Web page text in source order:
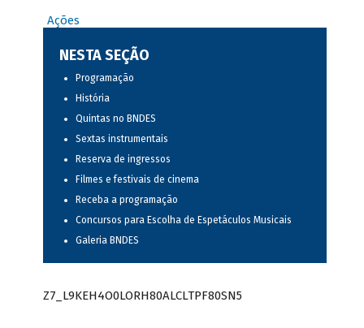
Ações
NESTA SEÇÃO
Programação
História
Quintas no BNDES
Sextas instrumentais
Reserva de ingressos
Filmes e festivais de cinema
Receba a programação
Concursos para Escolha de Espetáculos Musicais
Galeria BNDES
Z7_L9KEH4O0LORH80ALCLTPF80SN5